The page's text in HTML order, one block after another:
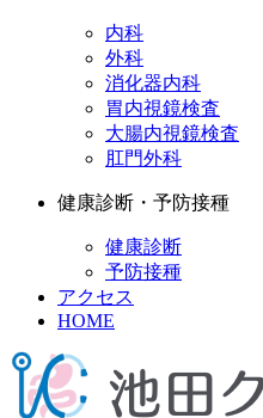
内科
外科
消化器内科
胃内視鏡検査
大腸内視鏡検査
肛門外科
健康診断・予防接種
健康診断
予防接種
アクセス
HOME